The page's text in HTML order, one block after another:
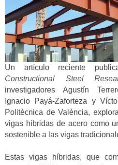
Un artículo reciente
Constructional Steel
investigadores Agustín
Ignacio Payá-Zaforteza y
Politècnica de València,
vigas híbridas de acero como
sostenible a las vigas
Estas vigas híbridas, que